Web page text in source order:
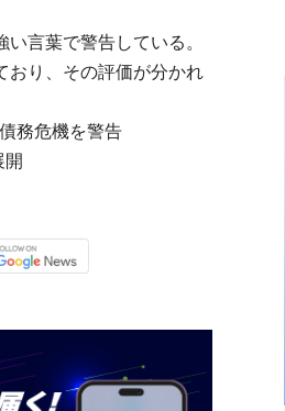
言葉で警告している。
おり、その評価が分かれ
務危機を警告
開